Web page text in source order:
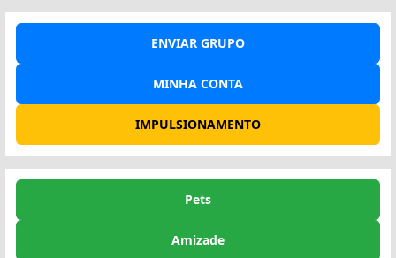
ENVIAR GRUPO
MINHA CONTA
IMPULSIONAMENTO
Pets
Amizade